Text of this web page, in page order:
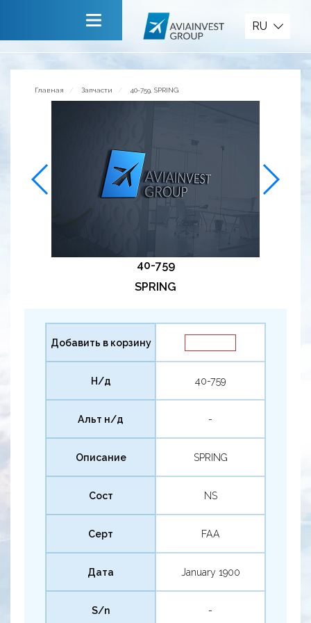
Сервисы
Обратная связь
RU
Главная Запчасти 40-759, SPRING
40-759
SPRING
Добавить в корзину
Н/д 40-759
Альт н/д -
Описание SPRING
Сост NS
Серт FAA
Дата January 1900
S/n -